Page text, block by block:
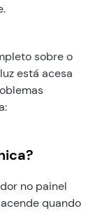
sobre o
está acesa
no painel
quando